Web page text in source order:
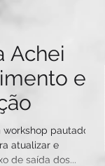
Achei
e
pautado
de saída dos...